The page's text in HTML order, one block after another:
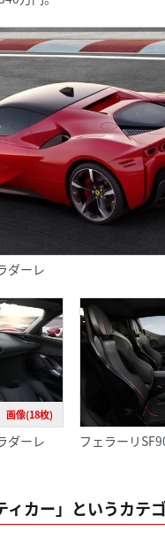
ダーレ
画像(18枚)
ダーレ フェラーリ
ィカー」というカテ